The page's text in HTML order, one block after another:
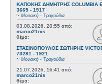
ΚΑΠΟΚΗΣ ΔΗΜΗΤΡΗΣ COLUMBIA
3665 - 1917
~ Μουσική - Τραγούδια
03.08.2026, 20:55 από:
marco21nis
θέμα:
ΣΤΑΣΙΝΟΠΟΥΛΟΣ ΣΩΤΗΡΗΣ
73281 - 1921
~ Μουσική - Τραγούδια
21.07.2026, 16:41 από:
marco21nis
θέμα: